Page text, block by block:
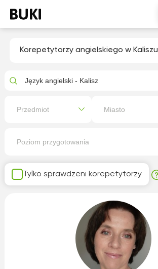
Korepetytorzy angielskiego w Kaliszu
Tylko sprawdzeni korepetytorzy
Język angielski - Kalisz
Przedmiot Miasto
Poziom przygotowania